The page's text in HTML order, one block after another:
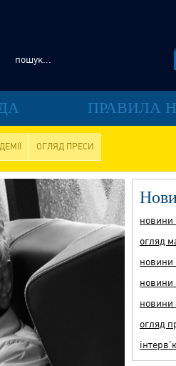
ПРАВИЛА
ОГЛЯД ПРЕСИ
новини
огляд
новини
новини
новини
огляд